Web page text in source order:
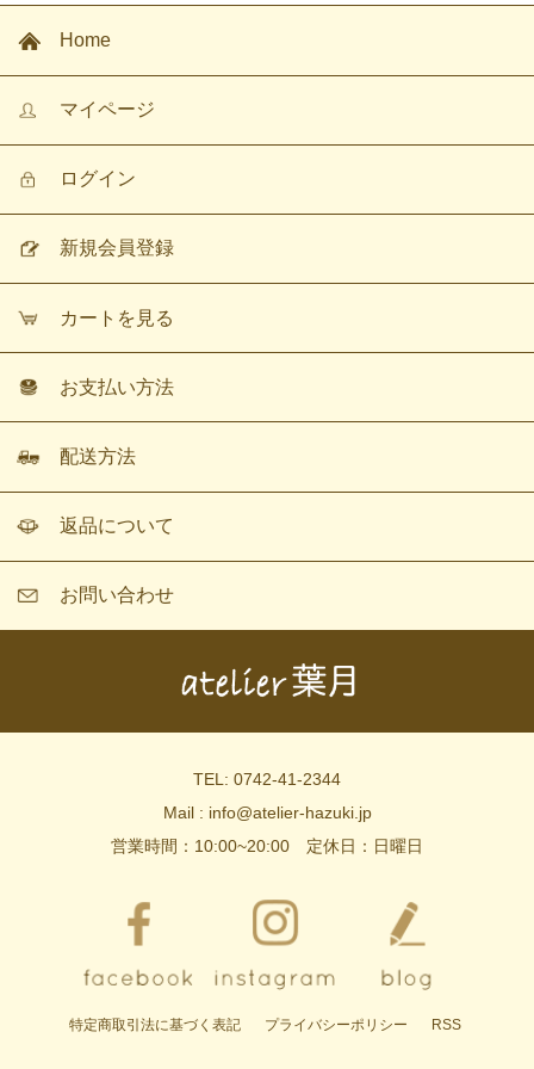
Home
マイページ
ログイン
新規会員登録
カートを見る
お支払い方法
配送方法
返品について
お問い合わせ
TEL: 0742-41-2344
Mail : info@atelier-hazuki.jp
営業時間：10:00~20:00 定休日：日曜日
特定商取引法に基づく表記 プライバシーポリシー RSS